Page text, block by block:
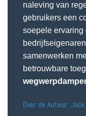
naleving van
gebruikers een
soepele ervaring
samenwerken
betrouwbare
Over de Auteur: Jack